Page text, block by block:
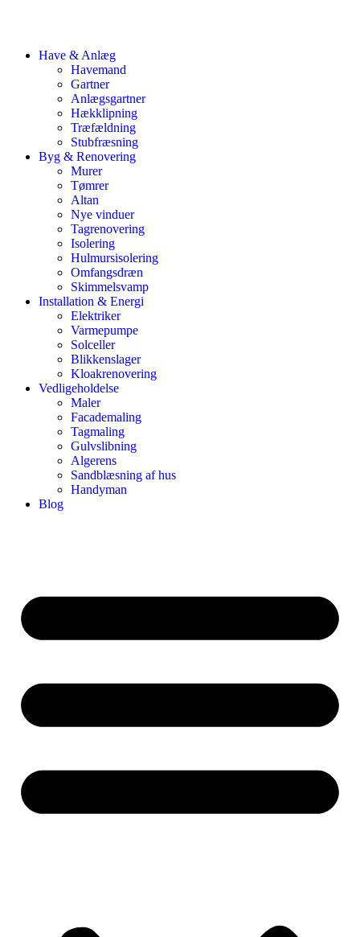
Have & Anlæg
Havemand
Gartner
Anlægsgartner
Hækklipning
Træfældning
Stubfræsning
Byg & Renovering
Murer
Tømrer
Altan
Nye vinduer
Tagrenovering
Isolering
Hulmursisolering
Omfangsdræn
Skimmelsvamp
Installation & Energi
Elektriker
Varmepumpe
Solceller
Blikkenslager
Kloakrenovering
Vedligeholdelse
Maler
Facademaling
Tagmaling
Gulvslibning
Algerens
Sandblæsning af hus
Handyman
Blog